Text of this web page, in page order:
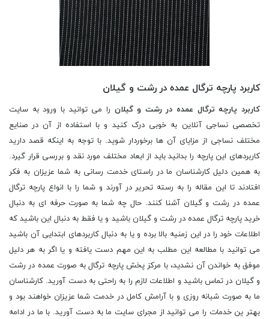
کاربرد پارچه ترگال عمده در رشت و گیلان
کاربرد پارچه ترگال عمده در رشت و گیلان را می توانید با ورود به سایت
تخصصی نساجی آنلاین به خوبی درک کنید و با استفاده از آن در صنایع
مختلف نساجی از مزایای آن ها برخوردار شوید. با توجه به اینکه قصد دارید
کاربردهای این پارچه را بدانید باید از ابعاد مختلف مورد نقد و بررسی قرار گیرد.
به همین دلیل کارشناسان ما در راستای خدمت رسانی به شما عزیزان به فکر
افتادند تا این مقاله را به رسته تحریر در آورند و شما را با انواع پارچه ترگال
عمده در رشت و گیلان آشنا کنند. حال چه شما به صورت حرفه ای به دنبال
خرید پارچه ترگال عمده در رشت و گیلان باشید و یا فقط به دنبال این باشید که
اطلاعات خود را در این زمنیه بالا برده و یا به دنبال کاربردهای ابتدایی آن باشید
می توانید با مطالعه این مطلب به این مهم دست یافته و یا اگر به هر دلیل
موفق به خواندن آن نشدید، با مرکز پخش پارچه ترگال به صورت عمده در رشت
و گیلان در تماس باشید و اطلاعات لازم را به راحتی به دست آورید. کارشناسان
ما به صورت شبانه روزی و با آرامش کامل در خدمت شما عزیزان خواهند بود و
بهتر ین خدمات را می توانید از مجرای سایت ما به دست آورید. با ما در ادامه